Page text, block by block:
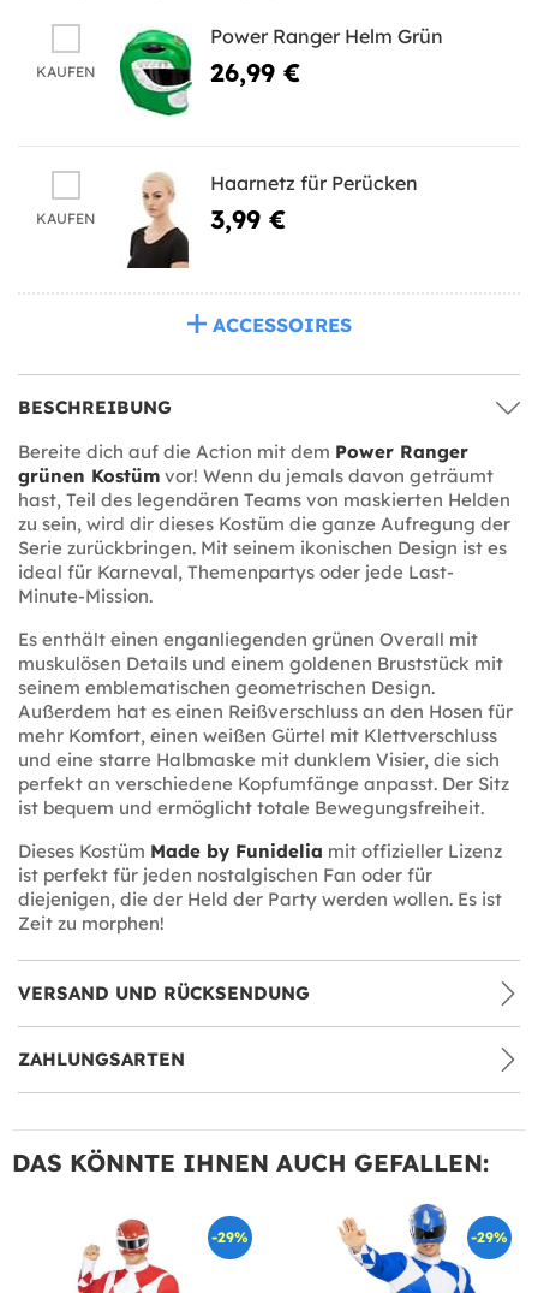
KAUFEN
Power Ranger Helm Grün
26,99 €
KAUFEN
Haarnetz für Perücken
3,99 €
ACCESSOIRES
BESCHREIBUNG
Bereite dich auf die Action mit dem Power Ranger
grünen Kostüm vor! Wenn du jemals davon geträumt
hast, Teil des legendären Teams von maskierten Helden
zu sein, wird dir dieses Kostüm die ganze Aufregung der
Serie zurückbringen. Mit seinem ikonischen Design ist es
ideal für Karneval, Themenpartys oder jede Last-
Minute-Mission.
Es enthält einen enganliegenden grünen Overall mit
muskulösen Details und einem goldenen Bruststück mit
seinem emblematischen geometrischen Design.
Außerdem hat es einen Reißverschluss an den Hosen für
mehr Komfort, einen weißen Gürtel mit Klettverschluss
und eine starre Halbmaske mit dunklem Visier, die sich
perfekt an verschiedene Kopfumfänge anpasst. Der Sitz
ist bequem und ermöglicht totale Bewegungsfreiheit.
Dieses Kostüm Made by Funidelia mit offizieller Lizenz
ist perfekt für jeden nostalgischen Fan oder für
diejenigen, die der Held der Party werden wollen. Es ist
Zeit zu morphen!
VERSAND UND RÜCKSENDUNG
ZAHLUNGSARTEN
DAS KÖNNTE IHNEN AUCH GEFALLEN:
-29% -29%